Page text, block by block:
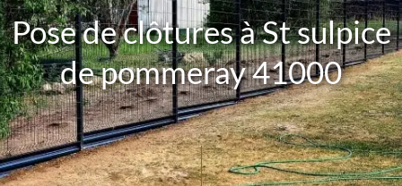
Pose de clôtures à St sulpice
de pommeray 41000